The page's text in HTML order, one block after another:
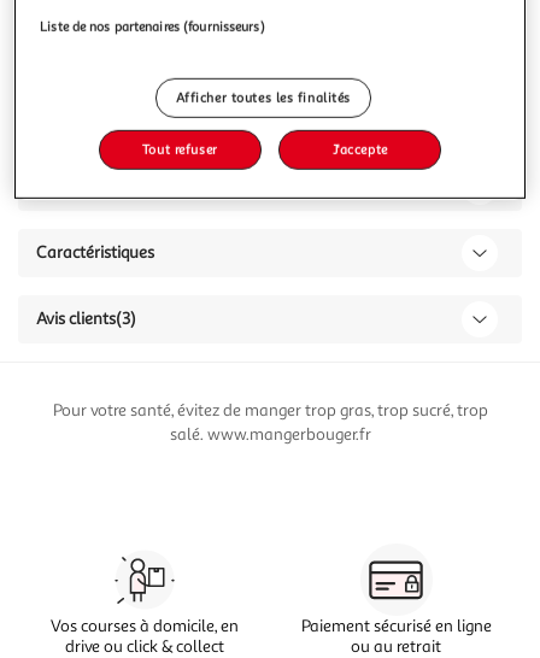
Vous voulez connaître le prix de ce produit ?
Caractéristiques
Avis clients(3)
Pour votre santé, évitez de manger trop gras, trop sucré, trop
salé. www.mangerbouger.fr
Vos courses à domicile, en
drive ou click & collect
Paiement sécurisé en ligne
ou au retrait
Liste de nos partenaires (fournisseurs)
Afficher toutes les finalités
Tout refuser J'accepte